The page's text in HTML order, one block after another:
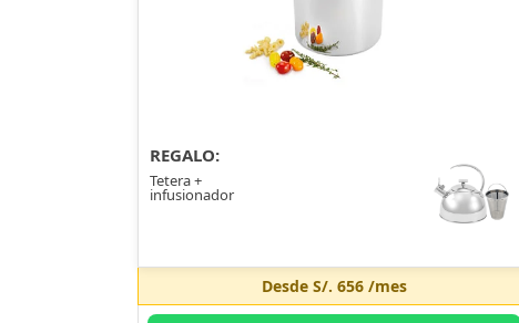
REGALO:
Tetera +
infusionador
Desde S/. 656/mes